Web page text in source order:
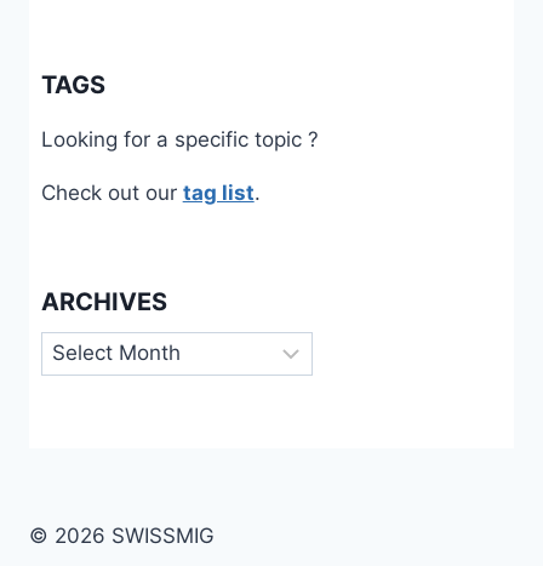
TAGS
Looking for a specific topic ?
Check out our tag list.
ARCHIVES
Archives
© 2026 SWISSMIG